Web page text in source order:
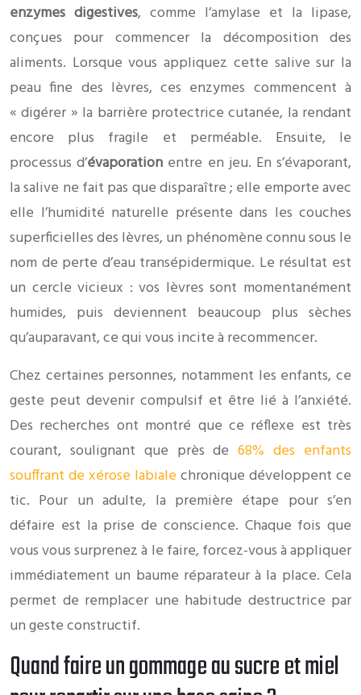
enzymes digestives, comme l’amylase et la lipase,
conçues pour commencer la décomposition des
aliments. Lorsque vous appliquez cette salive sur la
peau fine des lèvres, ces enzymes commencent à
« digérer » la barrière protectrice cutanée, la rendant
encore plus fragile et perméable. Ensuite, le
processus d’évaporation entre en jeu. En s’évaporant,
la salive ne fait pas que disparaître ; elle emporte avec
elle l’humidité naturelle présente dans les couches
superficielles des lèvres, un phénomène connu sous le
nom de perte d’eau transépidermique. Le résultat est
un cercle vicieux : vos lèvres sont momentanément
humides, puis deviennent beaucoup plus sèches
qu’auparavant, ce qui vous incite à recommencer.
Chez certaines personnes, notamment les enfants, ce
geste peut devenir compulsif et être lié à l’anxiété.
Des recherches ont montré que ce réflexe est très
courant, soulignant que près de68% des enfants
souffrant de xérose labialechronique développent ce
tic. Pour un adulte, la première étape pour s’en
défaire est la prise de conscience. Chaque fois que
vous vous surprenez à le faire, forcez-vous à appliquer
immédiatement un baume réparateur à la place. Cela
permet de remplacer une habitude destructrice par
un geste constructif.
Quand faire un gommage au sucre et miel